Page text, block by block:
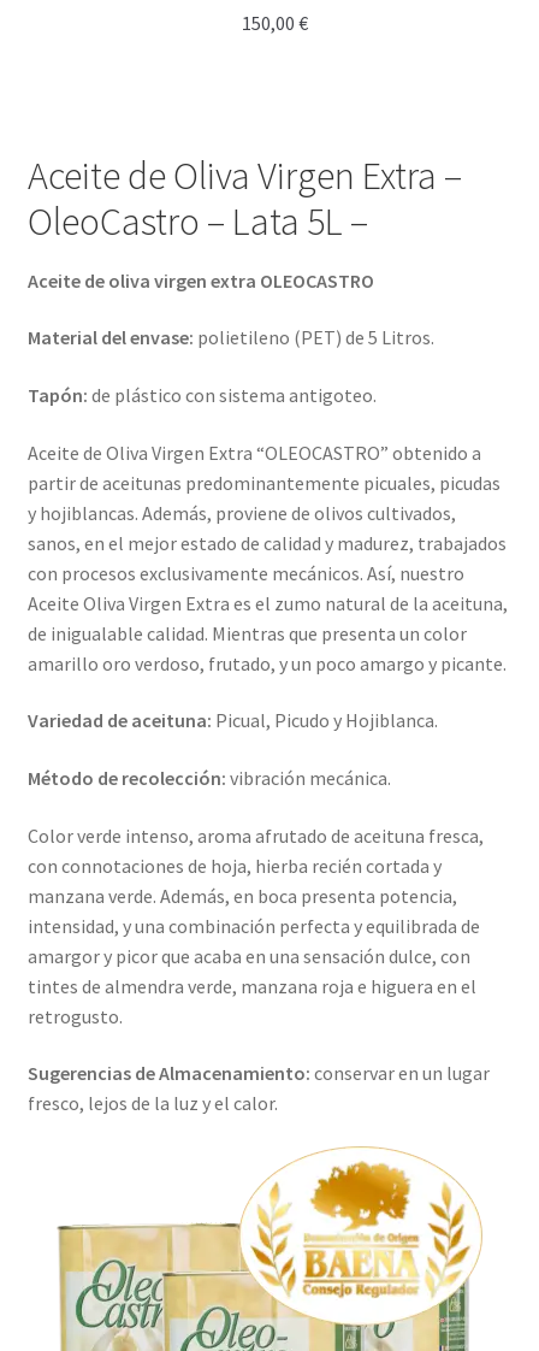
150,00 €
Aceite de Oliva Virgen Extra –
OleoCastro – Lata 5L –
Aceite de oliva virgen extra OLEOCASTRO
Material del envase: polietileno (PET) de 5 Litros.
Tapón: de plástico con sistema antigoteo.
Aceite de Oliva Virgen Extra “OLEOCASTRO” obtenido a
partir de aceitunas predominantemente picuales, picudas
y hojiblancas. Además, proviene de olivos cultivados,
sanos, en el mejor estado de calidad y madurez, trabajados
con procesos exclusivamente mecánicos. Así, nuestro
Aceite Oliva Virgen Extra es el zumo natural de la aceituna,
de inigualable calidad. Mientras que presenta un color
amarillo oro verdoso, frutado, y un poco amargo y picante.
Variedad de aceituna: Picual, Picudo y Hojiblanca.
Método de recolección: vibración mecánica.
Color verde intenso, aroma afrutado de aceituna fresca,
con connotaciones de hoja, hierba recién cortada y
manzana verde. Además, en boca presenta potencia,
intensidad, y una combinación perfecta y equilibrada de
amargor y picor que acaba en una sensación dulce, con
tintes de almendra verde, manzana roja e higuera en el
retrogusto.
Sugerencias de Almacenamiento: conservar en un lugar
fresco, lejos de la luz y el calor.